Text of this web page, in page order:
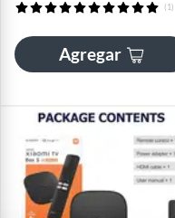
(1)
Agregar